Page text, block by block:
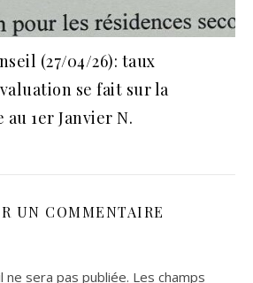
(27/04/26): taux
se fait sur la
1er Janvier N.
UN COMMENTAIRE
sera pas publiée. Les champs